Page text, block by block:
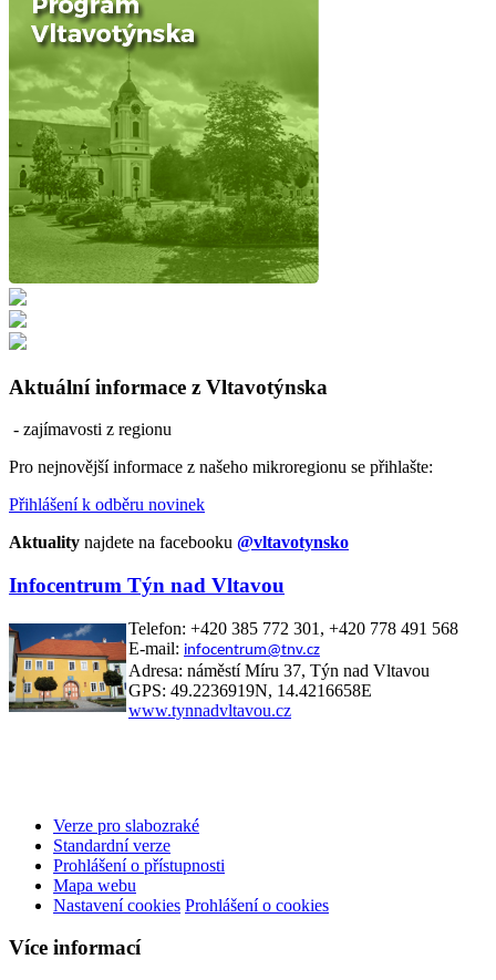
Aktuální informace z Vltavotýnska
- zajímavosti z regionu
Pro nejnovější informace z našeho mikroregionu se přihlašte:
Přihlášení k odběru novinek
Aktuality najdete na facebooku @vltavotynsko
Infocentrum Týn nad Vltavou
Telefon: +420 385 772 301, +420 778 491 568
E-mail: infocentrum@tnv.cz
Adresa: náměstí Míru 37, Týn nad Vltavou
GPS: 49.2236919N, 14.4216658E
www.tynnadvltavou.cz
Verze pro slabozraké
Standardní verze
Prohlášení o přístupnosti
Mapa webu
Nastavení cookies Prohlášení o cookies
Více informací